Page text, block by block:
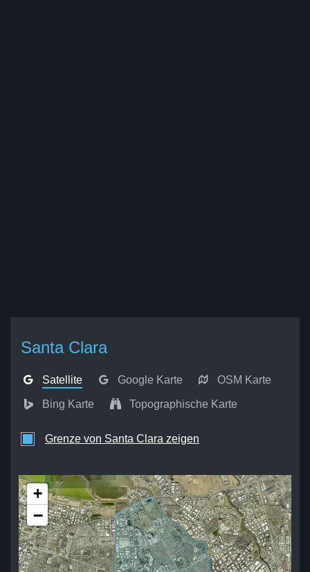
Santa Clara
Satellite Google Karte OSM Karte
Bing Karte Topographische Karte
Grenze von Santa Clara zeigen
+
−